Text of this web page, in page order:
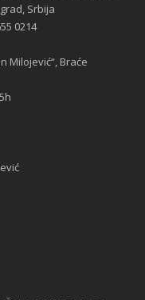
Srbija
0214
Milojević“, Braće